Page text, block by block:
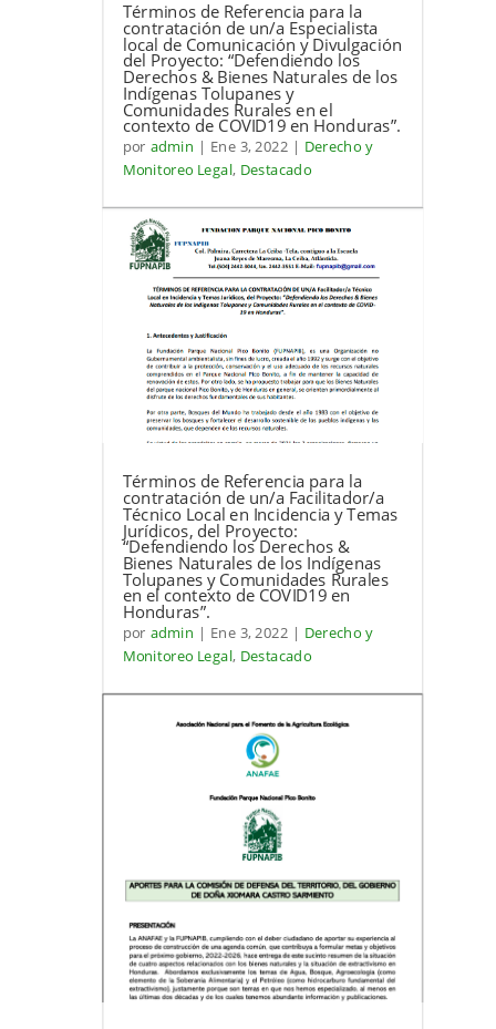
Términos de Referencia para la
contratación de un/a Especialista
local de Comunicación y Divulgación
del Proyecto: “Defendiendo los
Derechos & Bienes Naturales de los
Indígenas Tolupanes y
Comunidades Rurales en el
contexto de COVID19 en Honduras”.
por admin | Ene 3, 2022| Derecho y
Monitoreo Legal, Destacado
Términos de Referencia para la
contratación de un/a Facilitador/a
Técnico Local en Incidencia y Temas
Jurídicos, del Proyecto:
“Defendiendo los Derechos &
Bienes Naturales de los Indígenas
Tolupanes y Comunidades Rurales
en el contexto de COVID19 en
Honduras”.
por admin | Ene 3, 2022| Derecho y
Monitoreo Legal, Destacado